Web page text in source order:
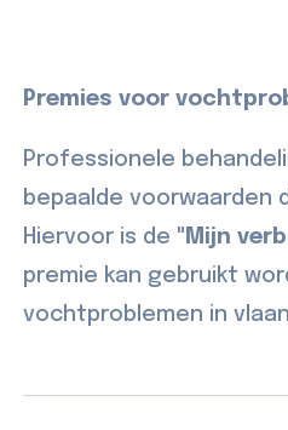
Premies voor
Professionele
bepaalde
Hiervoor is de "Mijn
premie kan gebruikt
vochtproblemen in